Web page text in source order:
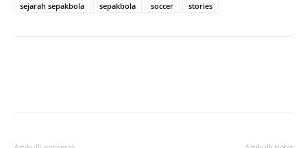
sejarah sepakbola sepakbola soccer stories